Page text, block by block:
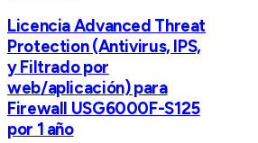
Licencia Advanced Threat
Protection (Antivirus, IPS,
y Filtrado por
web/aplicación) para
Firewall USG6000F-S125
por 1 año